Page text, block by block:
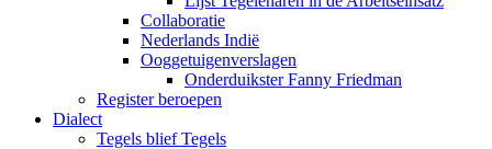
Collaboratie
Nederlands Indië
Ooggetuigenverslagen
Onderduikster Fanny Friedman
Register beroepen
Dialect
Tegels blief Tegels